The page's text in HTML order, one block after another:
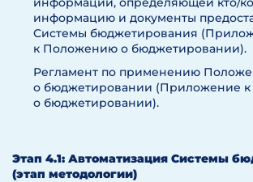
информацию и документы
Системы бюджетирования
к Положению о бюджетировании).
Регламент по применению
о бюджетировании (Приложение
о бюджетировании).
Этап 4.1: Автоматизация Системы
(этап методологии)